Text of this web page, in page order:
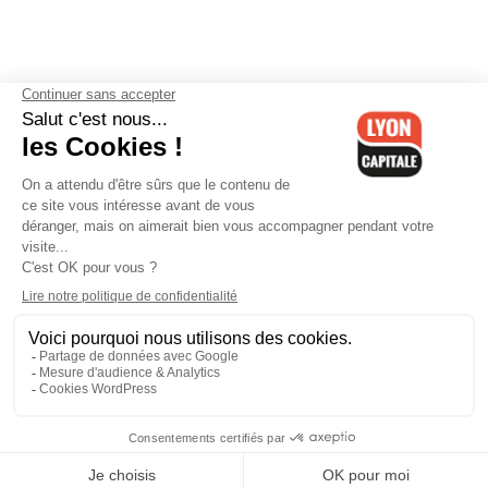
Contactez-nous-Mentions légales-CGV-Politique de
confidentialité-Gestion des cookies
Cedex 06